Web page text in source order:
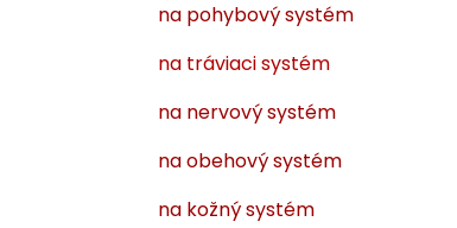
na pohybový systém
na tráviaci systém
na nervový systém
na obehový systém
na kožný systém